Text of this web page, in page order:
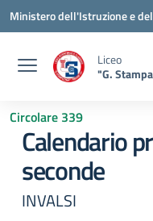
Vai ai contenuti
Vai al menu di navigazione
Vai al footer
Ministero dell'Istruzione e
Liceo
"G.
Circolare 339
Calendario
seconde
INVALSI